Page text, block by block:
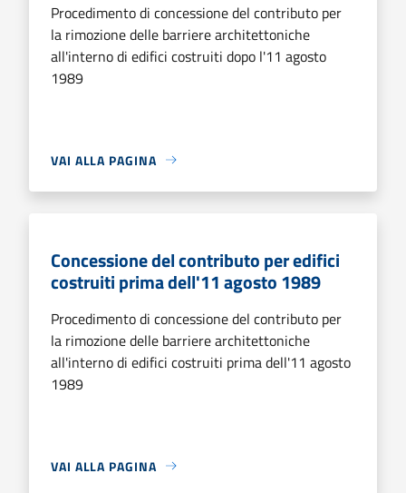
Procedimento di concessione del contributo per
la rimozione delle barriere architettoniche
all'interno di edifici costruiti dopo l'11 agosto
1989
VAI ALLA PAGINA
Concessione del contributo per edifici
costruiti prima dell'11 agosto 1989
Procedimento di concessione del contributo per
la rimozione delle barriere architettoniche
all'interno di edifici costruiti prima dell'11 agosto
1989
VAI ALLA PAGINA